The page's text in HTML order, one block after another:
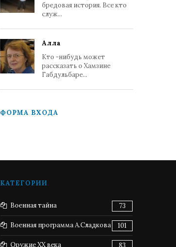
бредовая история. Все кто
служ...
Алла
Кто -нибудь может
рассказать о Хамзине
Габдульбаре...
ФОРМА ВХОДА
КАТЕГОРИИ
Военная тайна 73
Военная программа А.Сладкова 101
Оружие XX века 83